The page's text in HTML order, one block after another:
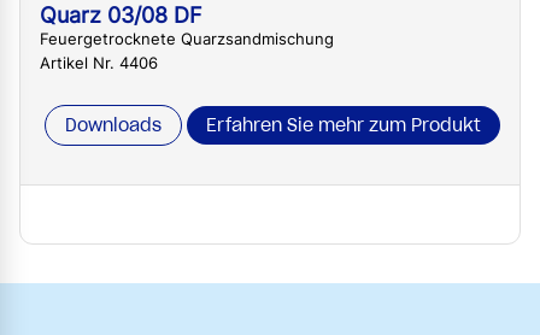
Quarz 03/08 DF
Feuergetrocknete Quarzsandmischung
Artikel Nr. 4406
Downloads Erfahren Sie mehr zum Produkt